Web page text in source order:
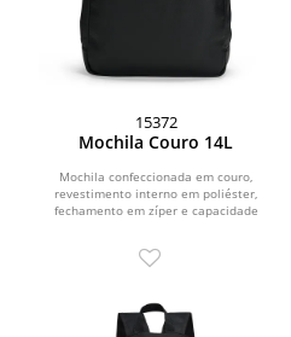
15372
Mochila Couro 14L
Mochila confeccionada em couro,
revestimento interno em poliéster,
fechamento em zíper e capacidade